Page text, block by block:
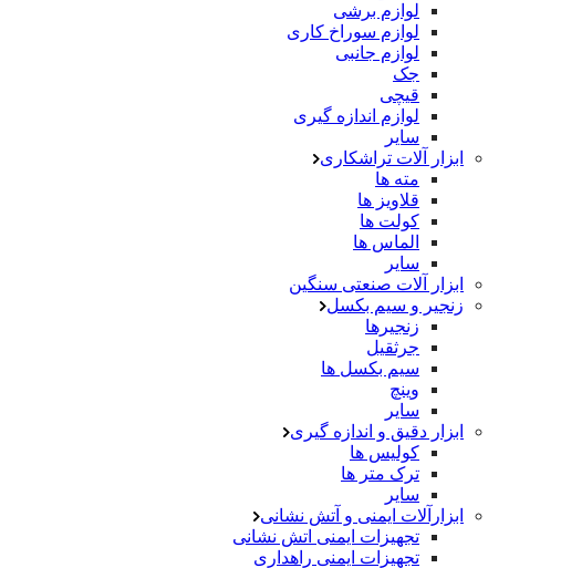
لوازم برشی
لوازم سوراخ کاری
لوازم جانبی
جک
قیچی
لوازم اندازه گیری
سایر
ابزار آلات تراشکاری
مته ها
قلاویز ها
کولت ها
الماس ها
سایر
ابزار آلات صنعتی سنگین
زنجیر و سیم بکسل
زنجیرها
جرثقیل
سیم بکسل ها
وینچ
سایر
ابزار دقیق و اندازه گیری
کولیس ها
ترک متر ها
سایر
ابزارآلات ایمنی و آتش نشانی
تجهیزات ایمنی اتش نشانی
تجهیزات ایمنی راهداری